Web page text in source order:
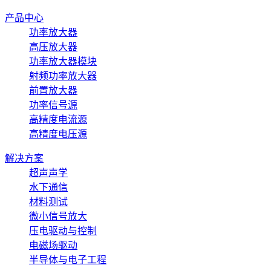
产品中心
功率放大器
高压放大器
功率放大器模块
射频功率放大器
前置放大器
功率信号源
高精度电流源
高精度电压源
解决方案
超声声学
水下通信
材料测试
微小信号放大
压电驱动与控制
电磁场驱动
半导体与电子工程